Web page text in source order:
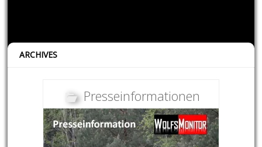
ARCHIVES
Presseinformationen